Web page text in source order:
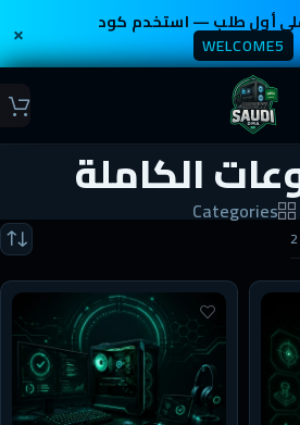
WELCOME5
×
الكاملةCategories